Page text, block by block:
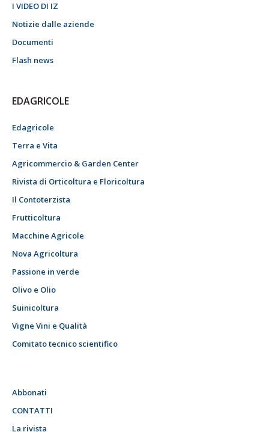
I VIDEO DI IZ
Notizie dalle aziende
Documenti
Flash news
EDAGRICOLE
Edagricole
Terra e Vita
Agricommercio & Garden Center
Rivista di Orticoltura e Floricoltura
Il Contoterzista
Frutticoltura
Macchine Agricole
Nova Agricoltura
Passione in verde
Olivo e Olio
Suinicoltura
Vigne Vini e Qualità
Comitato tecnico scientifico
Abbonati
CONTATTI
La rivista